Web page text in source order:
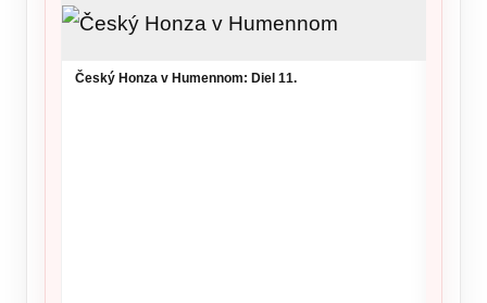
Český Honza v Humennom: Diel 11.